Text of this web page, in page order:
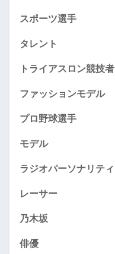
スポーツ選手
タレント
トライアスロン競技者
ファッションモデル
プロ野球選手
モデル
ラジオパーソナリティ
レーサー
乃木坂
俳優